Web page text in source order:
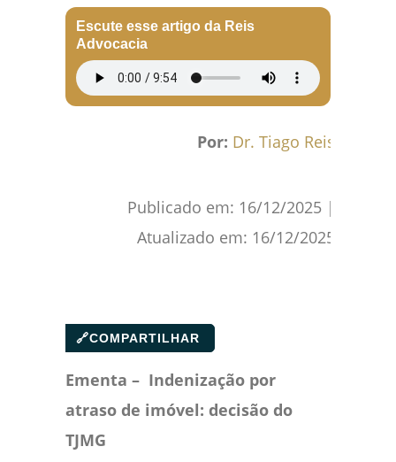
Escute esse artigo da Reis
Advocacia
Por: Dr. Tiago Reis
Publicado em: 16/12/2025 |
Atualizado em: 16/12/2025
🔗COMPARTILHAR
Ementa – Indenização por
atraso de imóvel: decisão do
TJMG